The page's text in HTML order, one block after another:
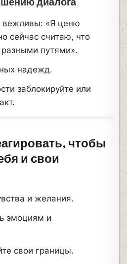
вежливы: «Я ценю
сейчас считаю, что
путями».
надежд.
заблокируйте или
чтобы
и свои
и желания.
эмоциям и
свои границы.